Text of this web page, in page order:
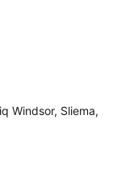
Windsor, Sliema,